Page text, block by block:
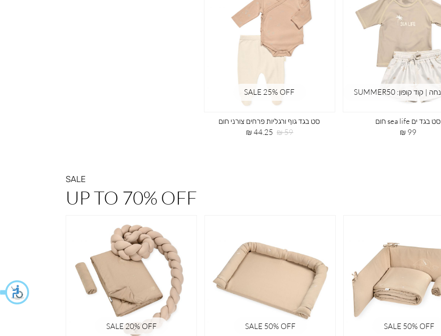
סט בגד ים sea life חום
מחיר
99 ₪
SALE 25% OFF
סט בגד גוף ורגליות פרחים צורני חום
מחיר
44.25 ₪
מחיר
59 ₪
SALE
UP TO 70% OFF
SALE 20ֵ% OFF SALE 50% OFF SALE 50% OFF